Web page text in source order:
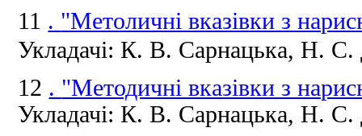
11 . "Метоличні вказівки з
Укладачі: К. В. Сарнацька, Н.
12 . "Методичні вказівки з
Укладачі: К. В. Сарнацька, Н.